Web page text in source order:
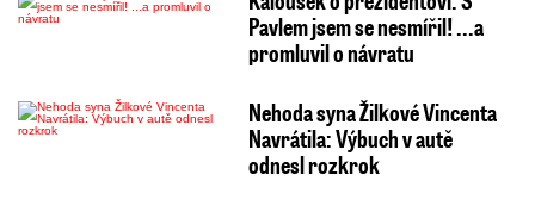
Pavlem jsem se nesmířil! ...a
promluvil o návratu
Nehoda syna Žilkové Vincenta
Navrátila: Výbuch v autě
odnesl rozkrok